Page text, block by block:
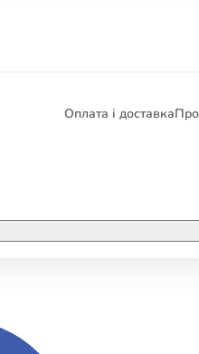
Оплата і доставка
ЕЛЕКТРОННІ КНИГИ